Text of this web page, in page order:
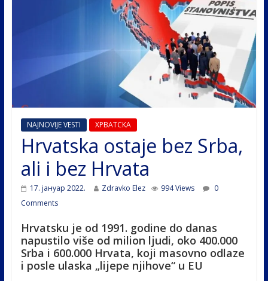
NAJNOVIJE VESTI ХРВАТСКА
Hrvatska ostaje bez Srba,
ali i bez Hrvata
17. јануар 2022. Zdravko Elez 994 Views
0
Comments
Hrvatsku je od 1991. godine do danas
napustilo više od milion ljudi, oko 400.000
Srba i 600.000 Hrvata, koji masovno odlaze
i posle ulaska „lijepe njihove“ u EU